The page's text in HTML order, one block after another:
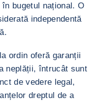
bugetul național. O
independentă
ordin oferă garanții
neplății, întrucât sunt
de vedere legal,
dreptul de a